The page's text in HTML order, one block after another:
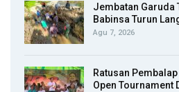
Jembatan Garuda
Babinsa Turun
Agu 7, 2026
Ratusan
Open Tournament